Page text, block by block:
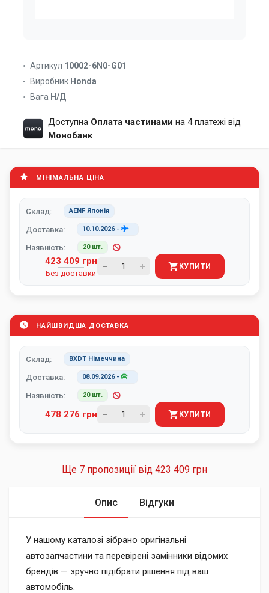
Артикул 10002-6N0-G01
Виробник Honda
Вага Н/Д
Доступна Оплата частинами на 4 платежі від
Монобанк
МІНІМАЛЬНА ЦІНА
Склад: AENF Японія
Доставка: 10.10.2026-
Наявність: 20 шт.
423 409 грн
Без доставки
КУПИТИ
НАЙШВИДША ДОСТАВКА
Склад: BXDT Німеччина
Доставка: 08.09.2026-
Наявність: 20 шт.
478 276 грн КУПИТИ
Ще 7 пропозиції від 423 409 грн
Опис Відгуки
У нашому каталозі зібрано оригінальні
автозапчастини та перевірені замінники відомих
брендів — зручно підібрати рішення під ваш
автомобіль.